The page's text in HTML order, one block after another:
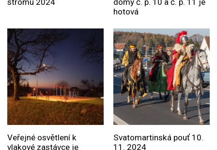
hotová
Veřejné osvětlení k
vlakové zastávce je
Svatomartinská pouť 10.
11. 2024